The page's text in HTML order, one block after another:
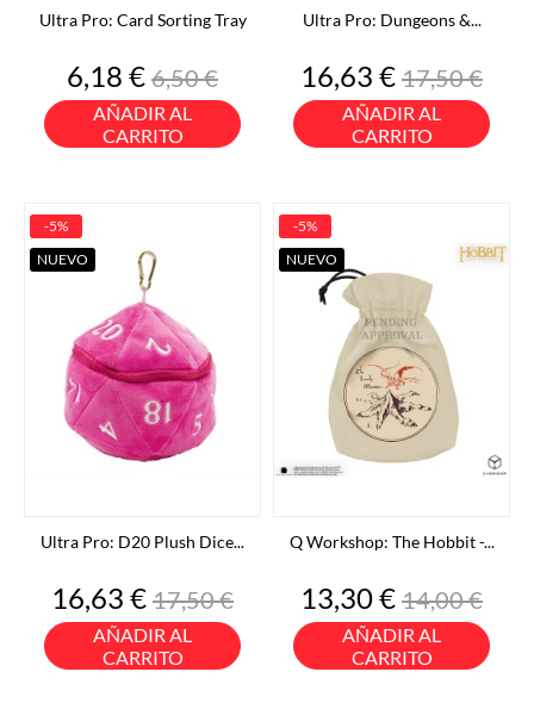
Ultra Pro: Card Sorting Tray
Precio
6,18 €Precio
base
6,50 €
AÑADIR AL
CARRITO
Ultra Pro: Dungeons &...
Precio
16,63 €Precio
base
17,50 €
AÑADIR AL
CARRITO
Ultra Pro: D20 Plush Dice...
Precio
16,63 €Precio
base
17,50 €
AÑADIR AL
CARRITO
-5%
NUEVO
Q Workshop: The Hobbit -...
Precio
13,30 €Precio
base
14,00 €
AÑADIR AL
CARRITO
-5%
NUEVO